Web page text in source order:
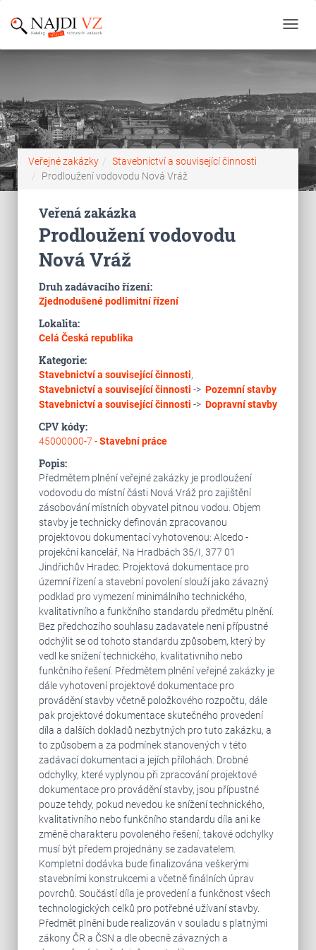
Veřejné zakázky
Stavebnictví a související činnosti
Prodloužení vodovodu Nová Vráž
Veřená zakázka
Prodloužení vodovodu
Nová Vráž
Druh zadávacího řízení:
Zjednodušené podlimitní řízení
Lokalita:
Celá Česká republika
Kategorie:
Stavebnictví a související činnosti,
Stavebnictví a související činnosti -> Pozemní stavby
Stavebnictví a související činnosti -> Dopravní stavby
CPV kódy:
45000000-7 -Stavební práce
Popis:
Předmětem plnění veřejné zakázky je prodloužení
vodovodu do místní části Nová Vráž pro zajištění
zásobování místních obyvatel pitnou vodou. Objem
stavby je technicky definován zpracovanou
projektovou dokumentací vyhotovenou: Alcedo -
projekční kancelář, Na Hradbách 35/I, 377 01
Jindřichův Hradec. Projektová dokumentace pro
územní řízení a stavební povolení slouží jako závazný
podklad pro vymezení minimálního technického,
kvalitativního a funkčního standardu předmětu plnění.
Bez předchozího souhlasu zadavatele není přípustné
odchýlit se od tohoto standardu způsobem, který by
vedl ke snížení technického, kvalitativního nebo
funkčního řešení. Předmětem plnění veřejné zakázky je
dále vyhotovení projektové dokumentace pro
provádění stavby včetně položkového rozpočtu, dále
pak projektové dokumentace skutečného provedení
díla a dalších dokladů nezbytných pro tuto zakázku, a
to způsobem a za podmínek stanovených v této
zadávací dokumentaci a jejích přílohách. Drobné
odchylky, které vyplynou při zpracování projektové
dokumentace pro provádění stavby, jsou přípustné
pouze tehdy, pokud nevedou ke snížení technického,
kvalitativního nebo funkčního standardu díla ani ke
změně charakteru povoleného řešení; takové odchylky
musí být předem projednány se zadavatelem.
Kompletní dodávka bude finalizována veškerými
stavebními konstrukcemi a včetně finálních úprav
povrchů. Součástí díla je provedení a funkčnost všech
technologických celků pro potřebné užívaní stavby.
Předmět plnění bude realizován v souladu s platnými
zákony ČR a ČSN a dle obecně závazných a